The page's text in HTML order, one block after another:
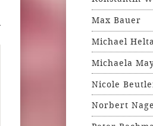
Max Bauer
Michael
Michaela
Nicole
Norbert